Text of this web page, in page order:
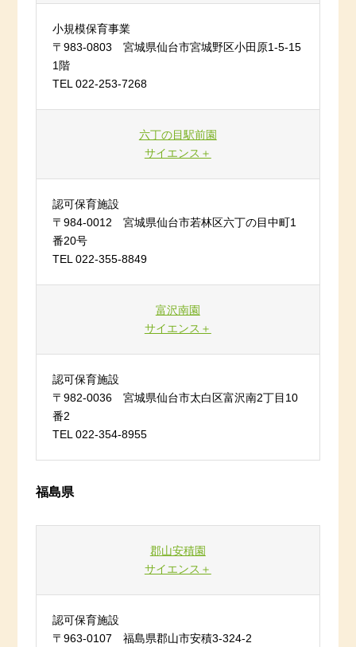
小規模保育事業
〒983-0803 宮城県仙台市宮城野区小田原1-5-15
1階
TEL 022-253-7268
六丁の目駅前園
サイエンス＋
認可保育施設
〒984-0012 宮城県仙台市若林区六丁の目中町1
番20号
TEL 022-355-8849
富沢南園
サイエンス＋
認可保育施設
〒982-0036 宮城県仙台市太白区富沢南2丁目10
番2
TEL 022-354-8955
福島県
郡山安積園
サイエンス＋
認可保育施設
〒963-0107 福島県郡山市安積3-324-2